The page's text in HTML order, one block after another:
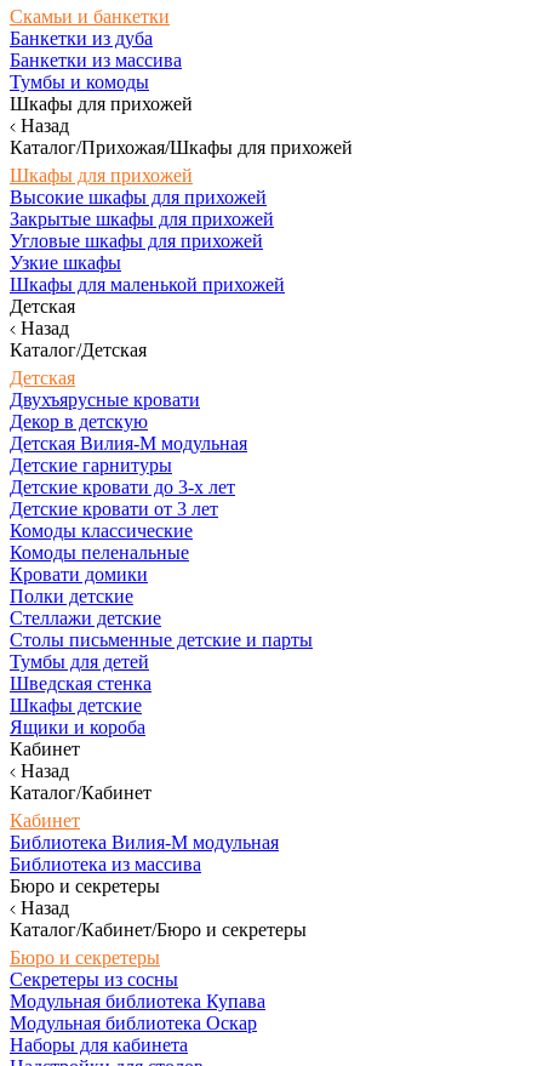
Скамьи и банкетки
Банкетки из дуба
Банкетки из массива
Тумбы и комоды
Шкафы для прихожей
Назад
Каталог/Прихожая/Шкафы для прихожей
Шкафы для прихожей
Высокие шкафы для прихожей
Закрытые шкафы для прихожей
Угловые шкафы для прихожей
Узкие шкафы
Шкафы для маленькой прихожей
Детская
Назад
Каталог/Детская
Детская
Двухъярусные кровати
Декор в детскую
Детская Вилия-М модульная
Детские гарнитуры
Детские кровати до 3-х лет
Детские кровати от 3 лет
Комоды классические
Комоды пеленальные
Кровати домики
Полки детские
Стеллажи детские
Столы письменные детские и парты
Тумбы для детей
Шведская стенка
Шкафы детские
Ящики и короба
Кабинет
Назад
Каталог/Кабинет
Кабинет
Библиотека Вилия-М модульная
Библиотека из массива
Бюро и секретеры
Назад
Каталог/Кабинет/Бюро и секретеры
Бюро и секретеры
Секретеры из сосны
Модульная библиотека Купава
Модульная библиотека Оскар
Наборы для кабинета